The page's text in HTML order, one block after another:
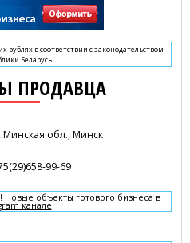
рублях в соответствии с законодательством
Беларусь.
ПРОДАВЦА
Минская обл., Минск
99-69
объекты готового бизнеса в
канале